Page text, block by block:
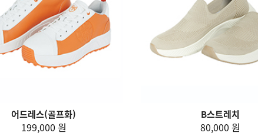
어드레스(골프화)
199,000 원
B스트레치
80,000 원